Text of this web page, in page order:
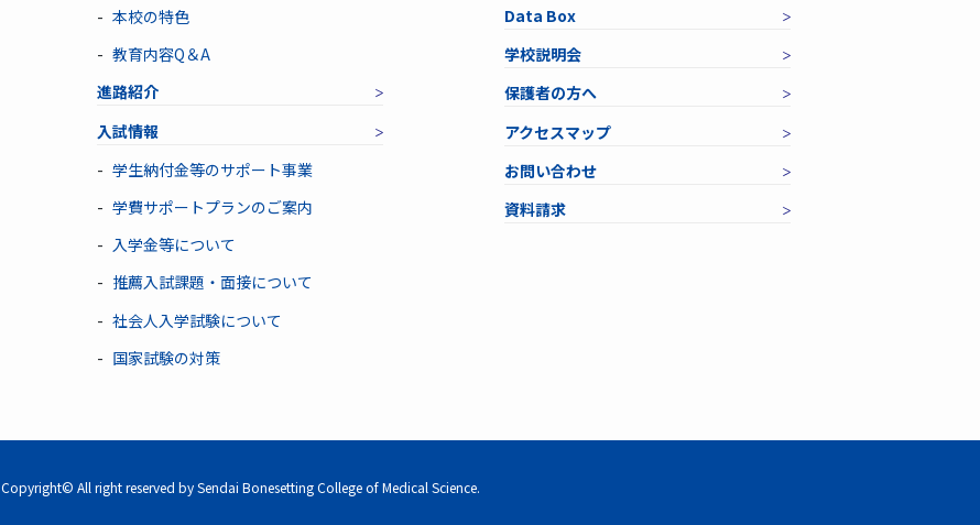
本校の特色
教育内容Q＆A
進路紹介
入試情報
学生納付金等のサポート事業
学費サポートプランのご案内
入学金等について
推薦入試課題・面接について
社会人入学試験について
国家試験の対策
Data Box
学校説明会
保護者の方へ
アクセスマップ
お問い合わせ
資料請求
Copyright© All right reserved by Sendai Bonesetting College of Medical Science.